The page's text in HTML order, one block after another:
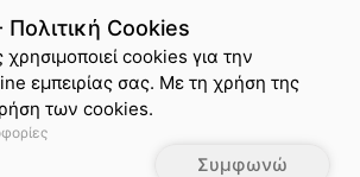
Πολιτική Cookies
χρησιμοποιεί cookies για την
εμπειρίας σας. Με τη χρήση της
των cookies.
Συμφωνώ
& Απόρρητο
Πολιτική Cookies
Χάρτης Ιστοτόπου